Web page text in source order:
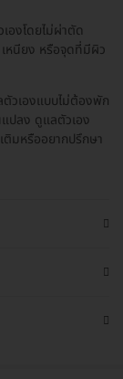
องโดยไม่ผ่าตัด
หนียง หรือจุดที่มีผิว
ตัวเองแบบไม่ต้องพัก
ปลง ดูแลตัวเอง
ติมหรืออยากปรึกษา